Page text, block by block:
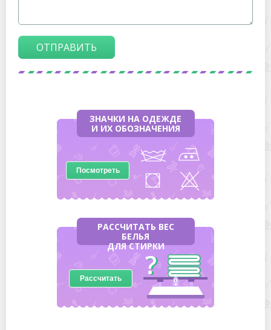
ОТПРАВИТЬ
ЗНАЧКИ НА ОДЕЖДЕ
И ИХ ОБОЗНАЧЕНИЯ
Посмотреть
РАССЧИТАТЬ ВЕС
БЕЛЬЯ
ДЛЯ СТИРКИ
Рассчитать